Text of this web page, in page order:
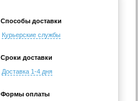
Способы доставки
Курьерские службы
Сроки доставки
Доставка 1-4 дня
Формы оплаты